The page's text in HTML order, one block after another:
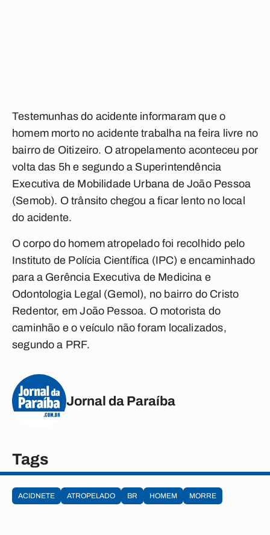
Testemunhas do acidente informaram que o
homem morto no acidente trabalha na feira livre no
bairro de Oitizeiro. O atropelamento aconteceu por
volta das 5h e segundo a Superintendência
Executiva de Mobilidade Urbana de João Pessoa
(Semob). O trânsito chegou a ficar lento no local
do acidente.
O corpo do homem atropelado foi recolhido pelo
Instituto de Polícia Científica (IPC) e encaminhado
para a Gerência Executiva de Medicina e
Odontologia Legal (Gemol), no bairro do Cristo
Redentor, em João Pessoa. O motorista do
caminhão e o veículo não foram localizados,
segundo a PRF.
Jornal da Paraíba
Tags
ACIDNETE ATROPELADO BR HOMEM MORRE